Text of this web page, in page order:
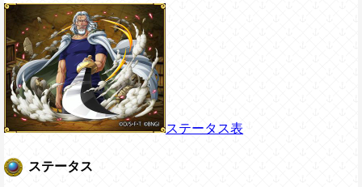
ステータス表
ステータス